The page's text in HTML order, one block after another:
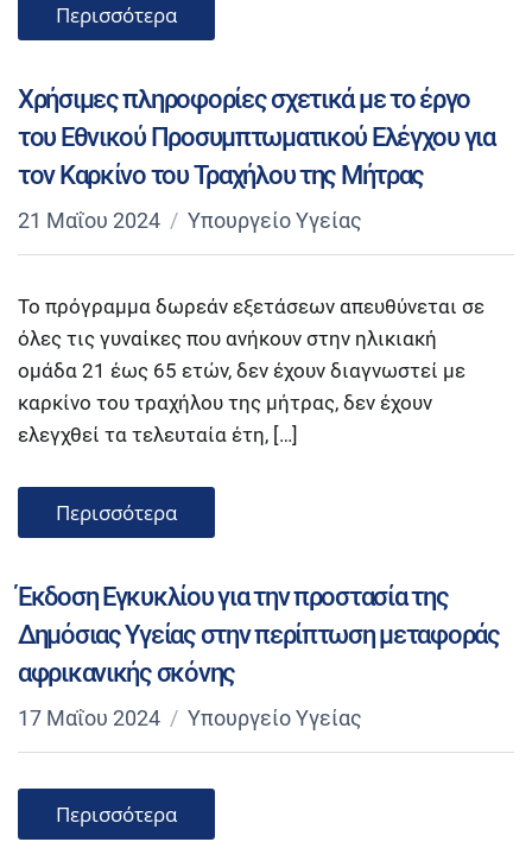
Περισσότερα
Χρήσιμες πληροφορίες σχετικά με το έργο
του Εθνικού Προσυμπτωματικού Ελέγχου για
τον Καρκίνο του Τραχήλου της Μήτρας
21 Μαΐου 2024 Υπουργείο Υγείας
Το πρόγραμμα δωρεάν εξετάσεων απευθύνεται σε
όλες τις γυναίκες που ανήκουν στην ηλικιακή
ομάδα 21 έως 65 ετών, δεν έχουν διαγνωστεί με
καρκίνο του τραχήλου της μήτρας, δεν έχουν
ελεγχθεί τα τελευταία έτη, […]
Περισσότερα
Έκδοση Εγκυκλίου για την προστασία της
Δημόσιας Υγείας στην περίπτωση μεταφοράς
αφρικανικής σκόνης
17 Μαΐου 2024 Υπουργείο Υγείας
Περισσότερα